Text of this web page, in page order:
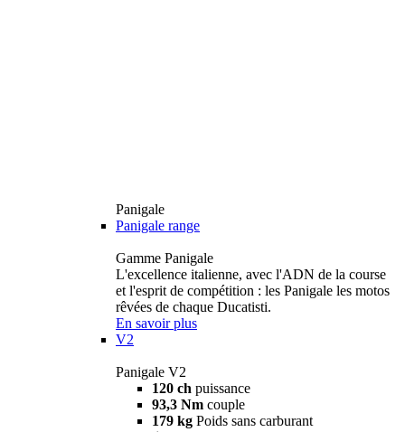
Panigale
Panigale range
Gamme Panigale
L'excellence italienne, avec l'ADN de la course
et l'esprit de compétition : les Panigale les motos
rêvées de chaque Ducatisti.
En savoir plus
V2
Panigale V2
120 ch puissance
93,3 Nm couple
179 kg Poids sans carburant